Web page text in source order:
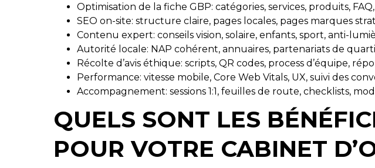
Optimisation de la fiche GBP: catégories, services, produits,
SEO on-site: structure claire, pages locales, pages marques
Contenu expert: conseils vision, solaire, enfants, sport, anti-
Autorité locale: NAP cohérent, annuaires, partenariats de
Récolte d’avis éthique: scripts, QR codes, process d’équipe,
Performance: vitesse mobile, Core Web Vitals, UX, suivi des
Accompagnement: sessions 1:1, feuilles de route, checklists,
QUELS SONT LES
POUR VOTRE CABINET